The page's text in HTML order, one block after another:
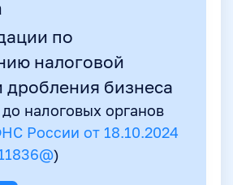
по
налоговой
дробления бизнеса
налоговых органов
России от 18.10.2024
)